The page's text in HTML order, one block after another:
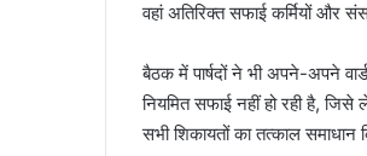
वहां अतिरिक्त सफाई कर्मियों और
बैठक में पार्षदों ने भी अपने-अपने
नियमित सफाई नहीं हो रही है,
सभी शिकायतों का तत्काल समाधान